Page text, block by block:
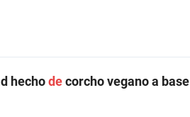
hechodecorcho vegano a base